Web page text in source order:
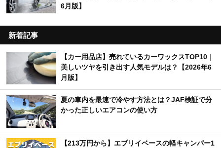
6月版】
新着記事
【カー用品店】売れているカーワックスTOP10｜
美しいツヤを引き出す人気モデルは？【2026年6
月版】
夏の車内を最速で冷やす方法とは？JAF検証で分
かった正しいエアコンの使い方
【213万円から】エブリイベースの軽キャンパー1